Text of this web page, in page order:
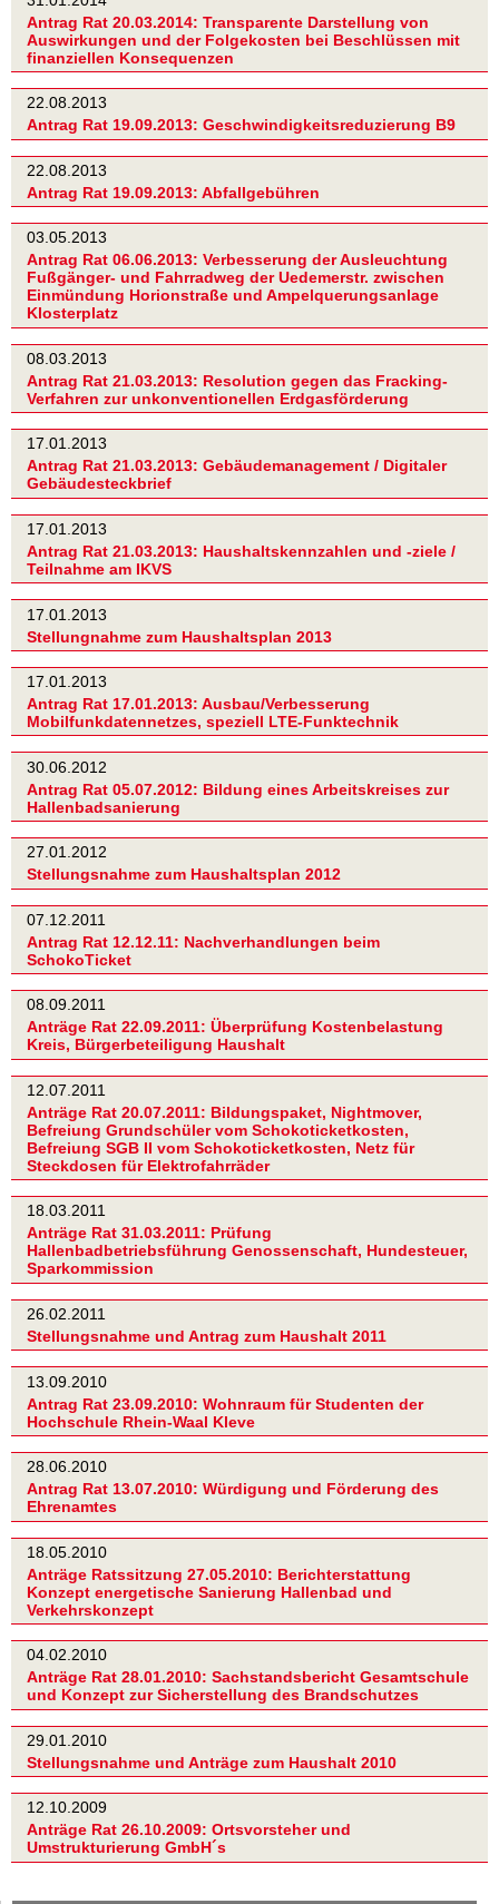
Antrag Rat 20.03.2014: Transparente Darstellung von
Auswirkungen und der Folgekosten bei Beschlüssen mit
finanziellen Konsequenzen
22.08.2013
Antrag Rat 19.09.2013: Geschwindigkeitsreduzierung B9
22.08.2013
Antrag Rat 19.09.2013: Abfallgebühren
03.05.2013
Antrag Rat 06.06.2013: Verbesserung der Ausleuchtung
Fußgänger- und Fahrradweg der Uedemerstr. zwischen
Einmündung Horionstraße und Ampelquerungsanlage
Klosterplatz
08.03.2013
Antrag Rat 21.03.2013: Resolution gegen das Fracking-
Verfahren zur unkonventionellen Erdgasförderung
17.01.2013
Antrag Rat 21.03.2013: Gebäudemanagement / Digitaler
Gebäudesteckbrief
17.01.2013
Antrag Rat 21.03.2013: Haushaltskennzahlen und -ziele /
Teilnahme am IKVS
17.01.2013
Stellungnahme zum Haushaltsplan 2013
17.01.2013
Antrag Rat 17.01.2013: Ausbau/Verbesserung
Mobilfunkdatennetzes, speziell LTE-Funktechnik
30.06.2012
Antrag Rat 05.07.2012: Bildung eines Arbeitskreises zur
Hallenbadsanierung
27.01.2012
Stellungsnahme zum Haushaltsplan 2012
07.12.2011
Antrag Rat 12.12.11: Nachverhandlungen beim
SchokoTicket
08.09.2011
Anträge Rat 22.09.2011: Überprüfung Kostenbelastung
Kreis, Bürgerbeteiligung Haushalt
12.07.2011
Anträge Rat 20.07.2011: Bildungspaket, Nightmover,
Befreiung Grundschüler vom Schokoticketkosten,
Befreiung SGB II vom Schokoticketkosten, Netz für
Steckdosen für Elektrofahrräder
18.03.2011
Anträge Rat 31.03.2011: Prüfung
Hallenbadbetriebsführung Genossenschaft, Hundesteuer,
Sparkommission
26.02.2011
Stellungsnahme und Antrag zum Haushalt 2011
13.09.2010
Antrag Rat 23.09.2010: Wohnraum für Studenten der
Hochschule Rhein-Waal Kleve
28.06.2010
Antrag Rat 13.07.2010: Würdigung und Förderung des
Ehrenamtes
18.05.2010
Anträge Ratssitzung 27.05.2010: Berichterstattung
Konzept energetische Sanierung Hallenbad und
Verkehrskonzept
04.02.2010
Anträge Rat 28.01.2010: Sachstandsbericht Gesamtschule
und Konzept zur Sicherstellung des Brandschutzes
29.01.2010
Stellungsnahme und Anträge zum Haushalt 2010
12.10.2009
Anträge Rat 26.10.2009: Ortsvorsteher und
Umstrukturierung GmbH´s